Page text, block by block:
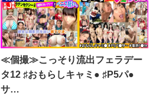
≪個撮≫こっそり流出フェラデー
タ12 ♯おもらしキャミ● ♯P5パ●
サ…